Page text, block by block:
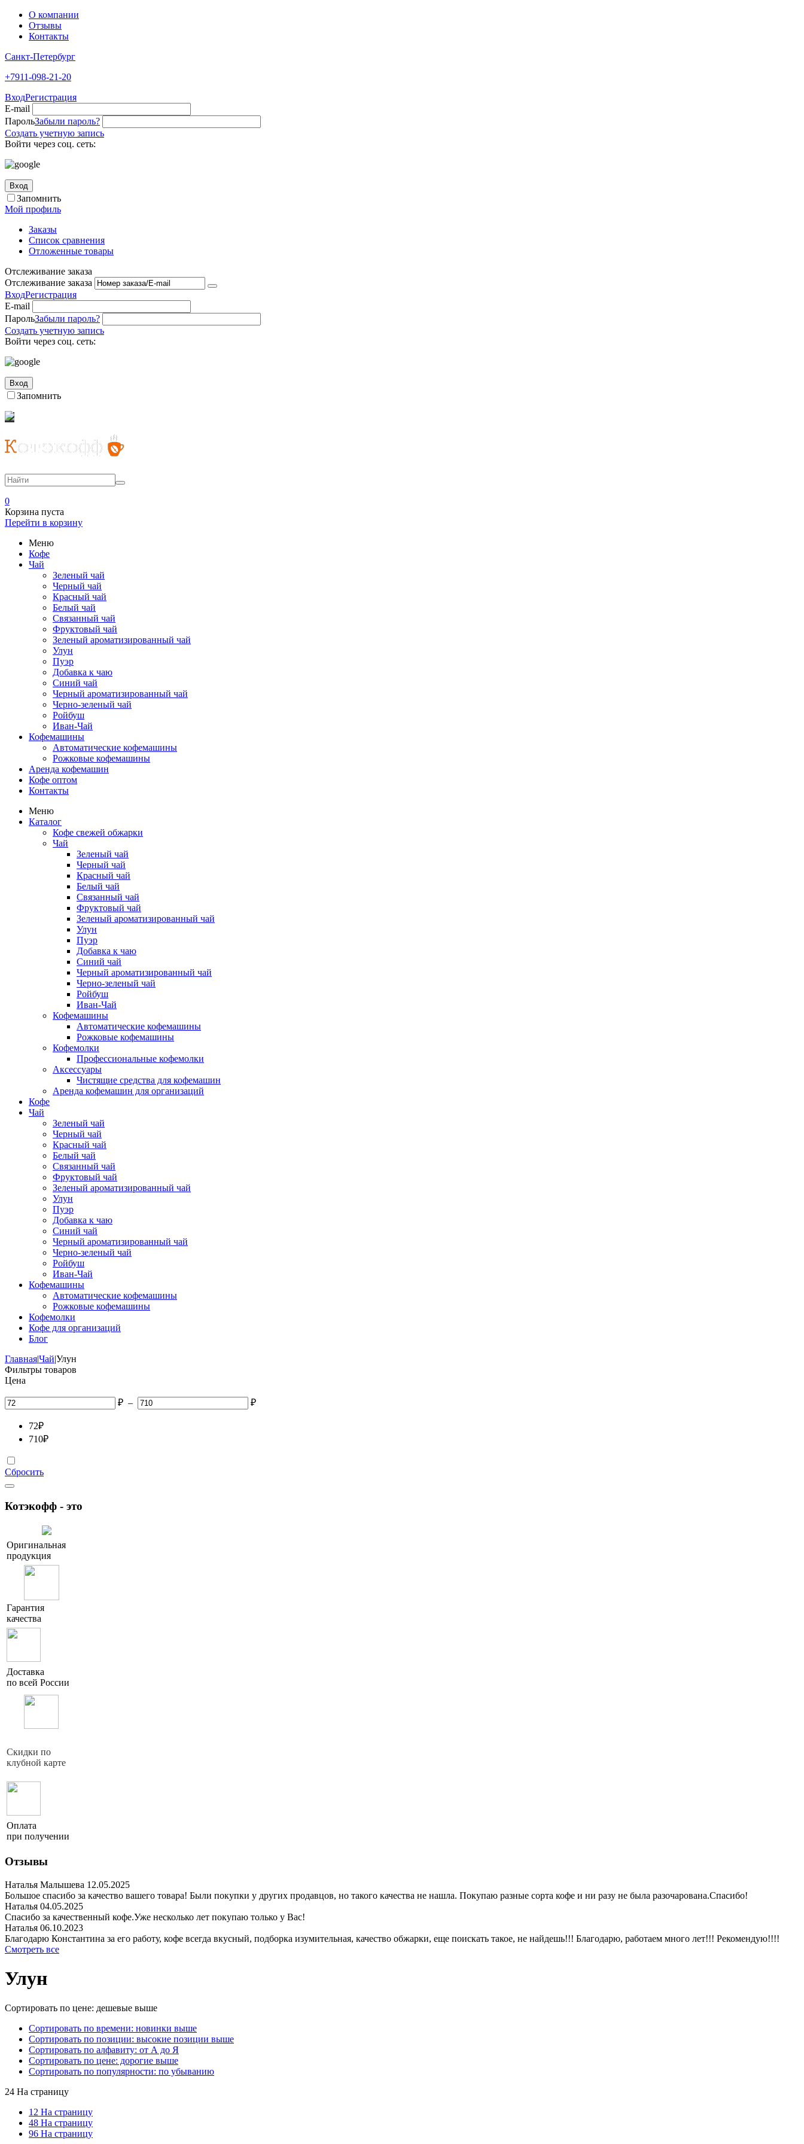
О компании
Отзывы
Контакты
Санкт-Петербург
+7911-098-21-20
ВходРегистрация
E-mail
ПарольЗабыли пароль?
Создать учетную запись
Войти через соц. сеть:
Вход
Запомнить
Мой профиль
Заказы
Список сравнения
Отложенные товары
Отслеживание заказа
Отслеживание заказа
ВходРегистрация
E-mail
ПарольЗабыли пароль?
Создать учетную запись
Войти через соц. сеть:
Вход
Запомнить
0
Корзина пуста
Перейти в корзину
Меню
Кофе
Чай
Зеленый чай
Черный чай
Красный чай
Белый чай
Связанный чай
Фруктовый чай
Зеленый ароматизированный чай
Улун
Пуэр
Добавка к чаю
Синий чай
Черный ароматизированный чай
Черно-зеленый чай
Ройбуш
Иван-Чай
Кофемашины
Автоматические кофемашины
Рожковые кофемашины
Аренда кофемашин
Кофе оптом
Контакты
Меню
Каталог
Кофе свежей обжарки
Чай
Зеленый чай
Черный чай
Красный чай
Белый чай
Связанный чай
Фруктовый чай
Зеленый ароматизированный чай
Улун
Пуэр
Добавка к чаю
Синий чай
Черный ароматизированный чай
Черно-зеленый чай
Ройбуш
Иван-Чай
Кофемашины
Автоматические кофемашины
Рожковые кофемашины
Кофемолки
Профессиональные кофемолки
Аксессуары
Чистящие средства для кофемашин
Аренда кофемашин для организаций
Кофе
Чай
Зеленый чай
Черный чай
Красный чай
Белый чай
Связанный чай
Фруктовый чай
Зеленый ароматизированный чай
Улун
Пуэр
Добавка к чаю
Синий чай
Черный ароматизированный чай
Черно-зеленый чай
Ройбуш
Иван-Чай
Кофемашины
Автоматические кофемашины
Рожковые кофемашины
Кофемолки
Кофе для организаций
Блог
Главная|Чай|Улун
Фильтры товаров
Цена
₽ – ₽
72₽
710₽
Сбросить
Котэкофф - это
Оригинальная
продукция
Гарантия
качества
Доставка
по всей России
Скидки по
клубной карте
Оплата
при получении
Отзывы
Наталья Малышева 12.05.2025
Большое спасибо за качество вашего товара! Были покупки у других продавцов, но такого качества не нашла. Покупаю разные сорта кофе и ни разу не была разочарована.Спасибо!
Наталья 04.05.2025
Спасибо за качественный кофе.Уже несколько лет покупаю только у Вас!
Наталья 06.10.2023
Благодарю Константина за его работу, кофе всегда вкусный, подборка изумительная, качество обжарки, еще поискать такое, не найдешь!!! Благодарю, работаем много лет!!! Рекомендую!!!!
Смотреть все
Улун
Сортировать по цене: дешевые выше
Сортировать по времени: новинки выше
Сортировать по позиции: высокие позиции выше
Сортировать по алфавиту: от А до Я
Сортировать по цене: дорогие выше
Сортировать по популярности: по убыванию
24 На страницу
12 На страницу
48 На страницу
96 На страницу